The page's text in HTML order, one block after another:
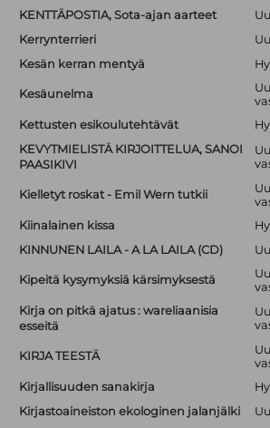
KENTTÄPOSTIA, Sota-ajan aarteet
Kerrynterrieri
Kesän kerran mentyä
Kesäunelma
Kettusten esikoulutehtävät
KEVYTMIELISTÄ KIRJOITTELUA, SANOI
PAASIKIVI
Kielletyt roskat - Emil Wern tutkii
Kiinalainen kissa
KINNUNEN LAILA - A LA LAILA (CD)
Kipeitä kysymyksiä kärsimyksestä
Kirja on pitkä ajatus : wareliaanisia
esseitä
KIRJA TEESTÄ
Kirjallisuuden sanakirja
Kirjastoaineiston ekologinen jalanjälki